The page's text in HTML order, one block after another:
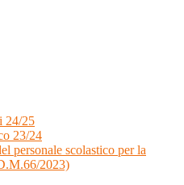
24/25
23/24
personale scolastico per la
2023)